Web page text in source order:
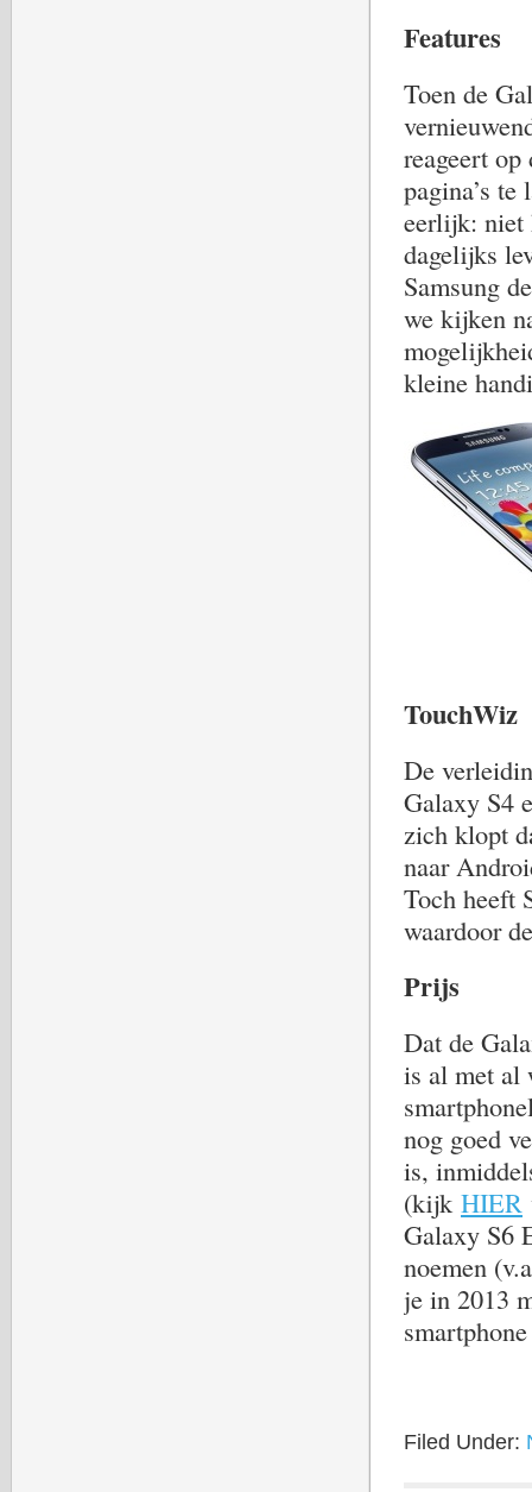
Features
Toen de
reageert
pagina’s
eerlijk: niet
dagelijks
Samsung
we kijken
kleine
TouchWiz
De
Galaxy S4
zich klopt
naar
Toch heeft
waardoor
Prijs
Dat de
is al met al
nog goed
is,
(kijk HIER
Galaxy S6
noemen
je in 2013
Filed Under: